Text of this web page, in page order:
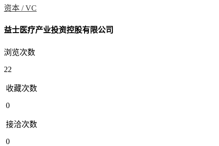
资本 /VC
益士医疗产业投资控股有限公司
浏览次数
22
收藏次数
0
接洽次数
0